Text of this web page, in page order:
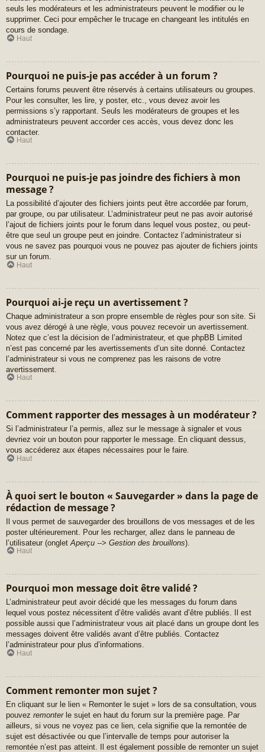
seuls les modérateurs et les administrateurs peuvent le modifier ou le
supprimer. Ceci pour empêcher le trucage en changeant les intitulés en
cours de sondage.
Haut
Pourquoi ne puis-je pas accéder à un forum ?
Certains forums peuvent être réservés à certains utilisateurs ou groupes.
Pour les consulter, les lire, y poster, etc., vous devez avoir les
permissions s’y rapportant. Seuls les modérateurs de groupes et les
administrateurs peuvent accorder ces accès, vous devez donc les
contacter.
Haut
Pourquoi ne puis-je pas joindre des fichiers à mon
message ?
La possibilité d’ajouter des fichiers joints peut être accordée par forum,
par groupe, ou par utilisateur. L’administrateur peut ne pas avoir autorisé
l’ajout de fichiers joints pour le forum dans lequel vous postez, ou peut-
être que seul un groupe peut en joindre. Contactez l’administrateur si
vous ne savez pas pourquoi vous ne pouvez pas ajouter de fichiers joints
sur un forum.
Haut
Pourquoi ai-je reçu un avertissement ?
Chaque administrateur a son propre ensemble de règles pour son site. Si
vous avez dérogé à une règle, vous pouvez recevoir un avertissement.
Notez que c’est la décision de l’administrateur, et que phpBB Limited
n’est pas concerné par les avertissements d’un site donné. Contactez
l’administrateur si vous ne comprenez pas les raisons de votre
avertissement.
Haut
Comment rapporter des messages à un modérateur ?
Si l’administrateur l’a permis, allez sur le message à signaler et vous
devriez voir un bouton pour rapporter le message. En cliquant dessus,
vous accéderez aux étapes nécessaires pour le faire.
Haut
À quoi sert le bouton « Sauvegarder » dans la page de
rédaction de message ?
Il vous permet de sauvegarder des brouillons de vos messages et de les
poster ultérieurement. Pour les recharger, allez dans le panneau de
l’utilisateur (onglet Aperçu --> Gestion des brouillons).
Haut
Pourquoi mon message doit être validé ?
L’administrateur peut avoir décidé que les messages du forum dans
lequel vous postez nécessitent d’être validés avant d’être publiés. Il est
possible aussi que l’administrateur vous ait placé dans un groupe dont les
messages doivent être validés avant d’être publiés. Contactez
l’administrateur pour plus d’informations.
Haut
Comment remonter mon sujet ?
En cliquant sur le lien « Remonter le sujet » lors de sa consultation, vous
pouvez remonterle sujet en haut du forum sur la première page. Par
ailleurs, si vous ne voyez pas ce lien, cela signifie que la remontée de
sujet est désactivée ou que l’intervalle de temps pour autoriser la
remontée n’est pas atteint. Il est également possible de remonter un sujet